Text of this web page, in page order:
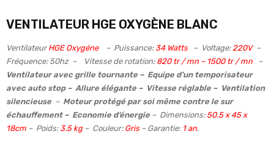
VENTILATEUR HGE OXYGÈNE BLANC
VentilateurHGE Oxygéne – Puissance: 34 Watts – Voltage:220V –
Fréquence: 50hz – Vitesse de rotation: 820 tr / mn – 1500 tr / mn –
Ventilateur avec grille tournante – Equipe d’un temporisateur
avec auto stop – Allure élégante – Vitesse réglable – Ventilation
silencieuse – Moteur protégé par soi même contre le sur
échauffement – Economie d’énergie – Dimensions: 50.5 x 45 x
18cm – Poids:3.5 kg– Couleur: Gris – Garantie: 1 an.